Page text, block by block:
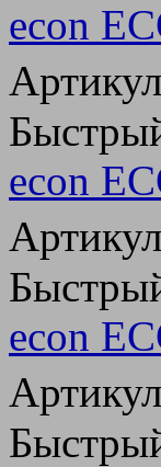
econ
econ
econ